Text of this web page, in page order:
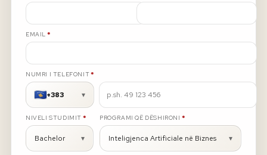
Jeta Studentore
Ndërkombëtare
Fuqizuar nga ASU
Rreth nesh
Lajme
EMAIL *
E DETYRUESHME
NUMRI I TELEFONIT*
E DETYRUESHME
+383 ▾
NIVELI STUDIMIT *
E DETYRUESHME
Bachelor ▾
PROGRAMI QË DËSHIRONI *
E DETYRUESHME
Inteligjenca Artificiale në Biznes ▾